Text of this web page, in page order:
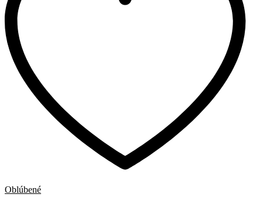
Oblúbené